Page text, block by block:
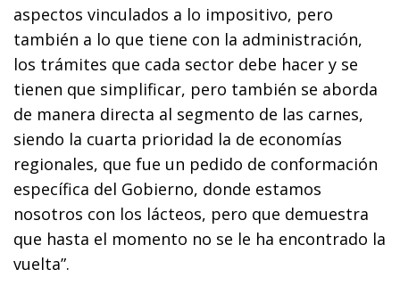
aspectos vinculados a lo impositivo, pero
también a lo que tiene con la administración,
los trámites que cada sector debe hacer y se
tienen que simplificar, pero también se aborda
de manera directa al segmento de las carnes,
siendo la cuarta prioridad la de economías
regionales, que fue un pedido de conformación
específica del Gobierno, donde estamos
nosotros con los lácteos, pero que demuestra
que hasta el momento no se le ha encontrado la
vuelta”.